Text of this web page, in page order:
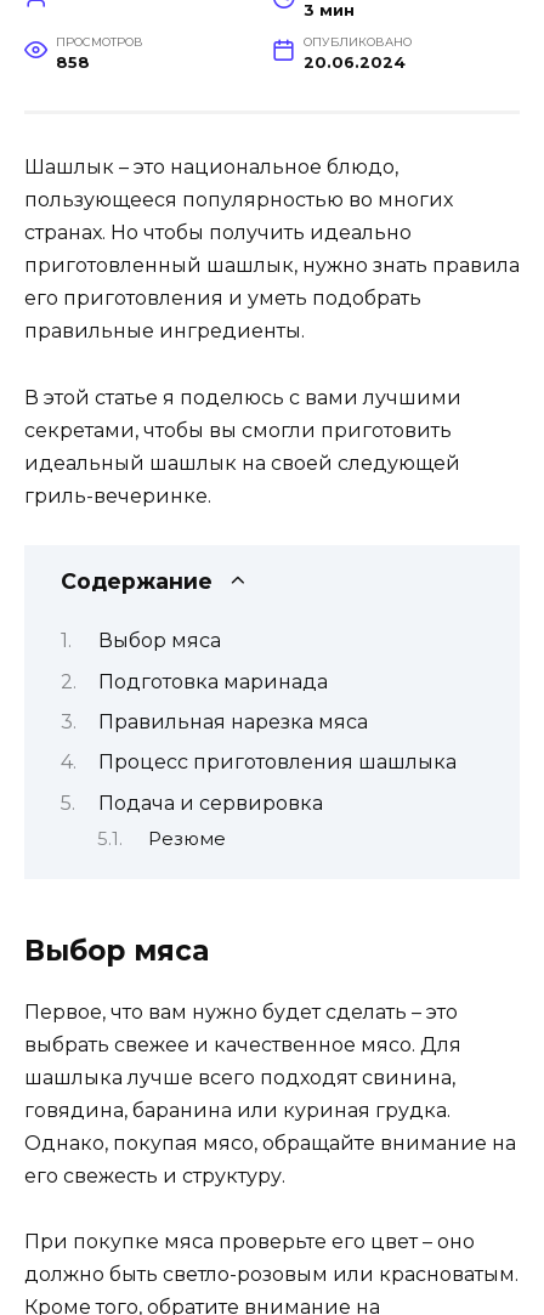
3 мин
ПРОСМОТРОВ
858
ОПУБЛИКОВАНО
20.06.2024
Шашлык – это национальное блюдо,
пользующееся популярностью во многих
странах. Но чтобы получить идеально
приготовленный шашлык, нужно знать правила
его приготовления и уметь подобрать
правильные ингредиенты.
В этой статье я поделюсь с вами лучшими
секретами, чтобы вы смогли приготовить
идеальный шашлык на своей следующей
гриль-вечеринке.
Содержание
Выбор мяса
Подготовка маринада
Правильная нарезка мяса
Процесс приготовления шашлыка
Подача и сервировка
Резюме
Выбор мяса
Первое, что вам нужно будет сделать – это
выбрать свежее и качественное мясо. Для
шашлыка лучше всего подходят свинина,
говядина, баранина или куриная грудка.
Однако, покупая мясо, обращайте внимание на
его свежесть и структуру.
При покупке мяса проверьте его цвет – оно
должно быть светло-розовым или красноватым.
Кроме того, обратите внимание на